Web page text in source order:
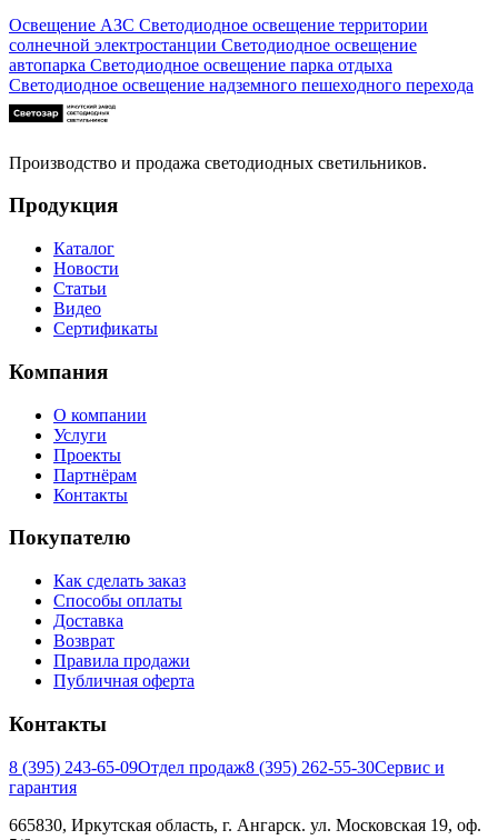
Освещение АЗС Светодиодное освещение территории
солнечной электростанции Светодиодное освещение
автопарка Светодиодное освещение парка отдыха
Светодиодное освещение надземного пешеходного перехода
Производство и продажа светодиодных светильников.
Продукция
Каталог
Новости
Статьи
Видео
Сертификаты
Компания
О компании
Услуги
Проекты
Партнёрам
Контакты
Покупателю
Как сделать заказ
Способы оплаты
Доставка
Возврат
Правила продажи
Публичная оферта
Контакты
8 (395) 243-65-09Отдел продаж8 (395) 262-55-30Сервис и
гарантия
665830, Иркутская область, г. Ангарск. ул. Московская 19, оф.